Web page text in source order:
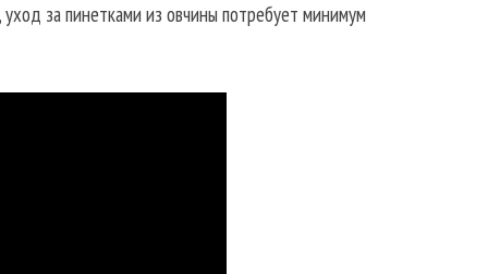
за пинетками из овчины потребует минимум